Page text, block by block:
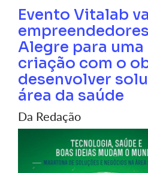
Evento Vitalab
Alegre para
criação com o
desenvolver
área da saúde
Da Redação